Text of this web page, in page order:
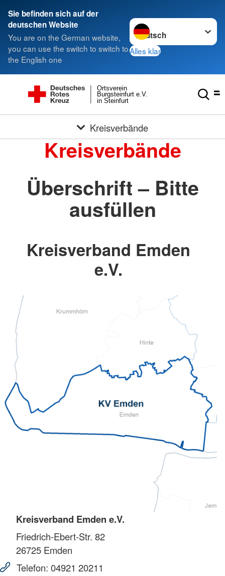
Sie befinden sich auf der
deutschen Website
You are on the German website,
you can use the switch to switch to
the English one
Sprache wechseln zu
Alles klar
in Steinfurt
Burgsteinfurt e.V.
Ortsverein
Kreisverbände
Kreisverbände
Überschrift – Bitte
ausfüllen
Kreisverband Emden
e.V.
Kreisverband Emden e.V.
Friedrich-Ebert-Str. 82
26725 Emden
Telefon: 04921 20211